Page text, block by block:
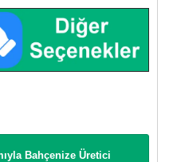
Bahçenize Üretici